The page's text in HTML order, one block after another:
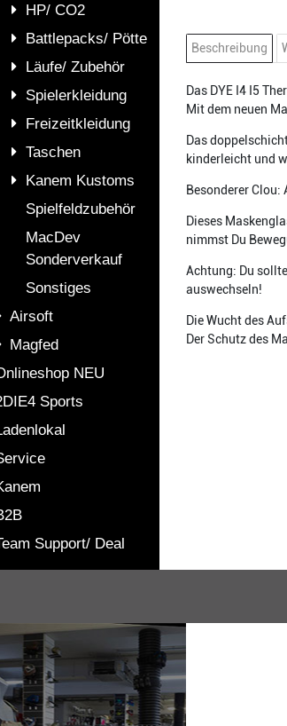
HP/ CO2
Battlepacks/ Pötte
Läufe/ Zubehör
Spielerkleidung
Freizeitkleidung
Taschen
Kanem Kustoms
Spielfeldzubehör
MacDev
Sonderverkauf
Sonstiges
Airsoft
Magfed
NEU
Sports
Support/ Deal
Beschreibung
Das DYE I4 I5
Mit dem neuen
Das
kinderleicht und
Besonderer
Dieses
nimmst Du
Achtung: Du
auswechseln!
Die Wucht des
Der Schutz des